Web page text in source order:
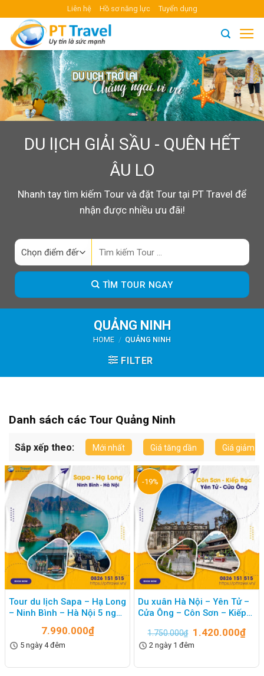
content
Liên hệ Hồ sơ năng lực Tuyển dụng
DU lỊCH GIẢI SẦU - QUÊN HẾT
ÂU LO
Nhanh tay tìm kiếm Tour và đặt Tour tại PT Travel để
nhận được nhiều ưu đãi!
TÌM TOUR NGAY
QUẢNG NINH
HOME / QUẢNG NINH
FILTER
Danh sách các Tour Quảng Ninh
Sắp xếp theo: Mới nhất Giá tăng dần Giá giảm
Tour du lịch Sapa – Hạ Long
– Ninh Bình – Hà Nội 5 ngày
7.990.000₫
5 ngày 4 đêm
-19%
Du xuân Hà Nội – Yên Tử –
Cửa Ông – Côn Sơn – Kiếp
1.750.000₫ 1.420.000₫
2 ngày 1 đêm